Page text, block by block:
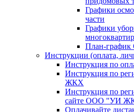
Графики
части
Графики
План-
Инструкции (оплата,
Инструкция по
Инструкция по
ЖКХ
Инструкция по
сайте ООО "УИ
Оплачивайте